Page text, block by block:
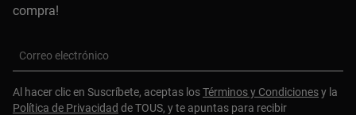
compra!
Correo electrónico
Al hacer clic en Suscríbete, aceptas losTérminos y Condicionesy la
Política de Privacidad de TOUS, y te apuntas para recibir